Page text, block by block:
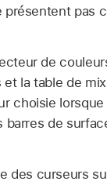
pas
de
la table de
choisie
de
des curseurs